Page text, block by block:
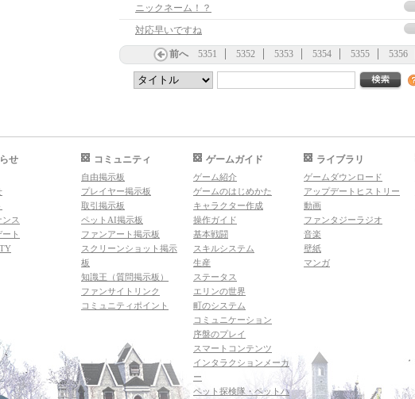
ニックネーム！？
対応早いですね
前へ 5351 5352 5353 5354 5355 5356
せ
ンス
ト
コミュニティ
自由掲示板
プレイヤー掲示板
取引掲示板
ペットAI掲示板
ファンアート掲示板
スクリーンショット掲示
板
知識王（質問掲示板）
ファンサイトリンク
コミュニティポイント
ゲームガイド
ゲーム紹介
ゲームのはじめかた
キャラクター作成
操作ガイド
基本戦闘
スキルシステム
生産
ステータス
エリンの世界
町のシステム
コミュニケーション
序盤のプレイ
スマートコンテンツ
インタラクションメーカ
ー
ペット探検隊・ペットハ
ライブラリ
ゲームダウンロード
アップデートヒストリー
動画
ファンタジーラジオ
音楽
壁紙
マンガ